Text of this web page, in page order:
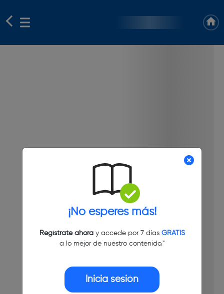
¡No esperes más!
Regístrate ahoray accede por 7 días GRATIS
a lo mejor de nuestro contenido."
Inicia sesión